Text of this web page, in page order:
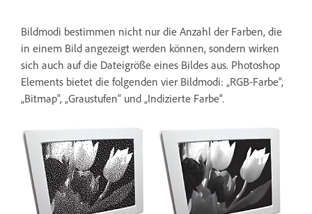
Bildmodi bestimmen nicht nur die Anzahl der Farben, die
in einem Bild angezeigt werden können, sondern wirken
sich auch auf die Dateigröße eines Bildes aus. Photoshop
Elements bietet die folgenden vier Bildmodi: „RGB-Farbe“,
„Bitmap“, „Graustufen“ und „Indizierte Farbe“.